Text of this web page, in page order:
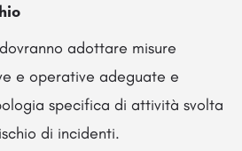
adottare misure
e operative adeguate e
specifica di attività svolta
di incidenti.